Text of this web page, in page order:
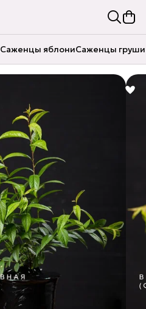
Саженцы яблониСаженцы груши